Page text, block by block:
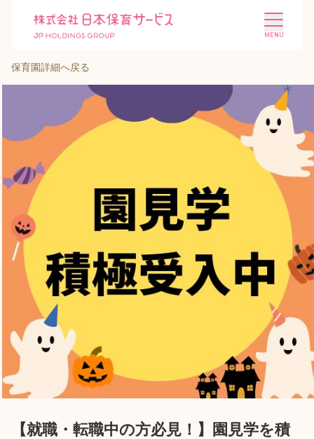
選ばれる理由
会社概要 ニュース
投資家情報 採用情報
ホーム
利用者の声
プライバシーポリシー
保育園詳細へ戻る
【就職・転職中の方必見！】園見学を積